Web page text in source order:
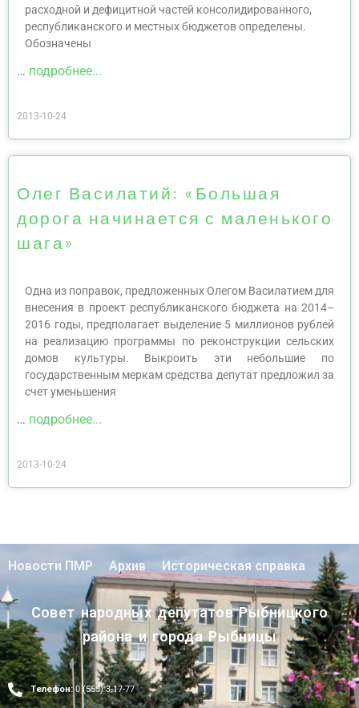
расходной и дефицитной частей консолидированного,
республиканского и местных бюджетов определены.
Обозначены
… подробнее...
2013-10-24
Олег Василатий: «Большая
дорога начинается с маленького
шага»
Одна из поправок, предложенных Олегом Василатием для
внесения в проект республиканского бюджета на 2014–
2016 годы, предполагает выделение 5 миллионов рублей
на реализацию программы по реконструкции сельских
домов культуры. Выкроить эти небольшие по
государственным меркам средства депутат предложил за
счет уменьшения
… подробнее...
2013-10-24
Новости ПМР Архив Историческая справка
Совет народных депутатов Рыбницкого
района и города Рыбницы
Телефон:0 (555) 3-17-77